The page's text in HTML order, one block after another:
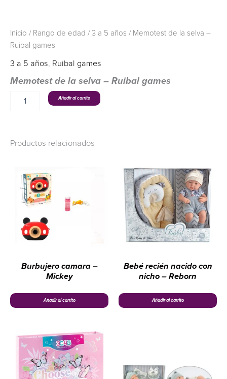
Inicio / Rango de edad / 3 a 5 años / Memotest de la selva –
Ruibal games
3 a 5 años, Ruibal games
Memotest de la selva – Ruibal games
Añadir al carrito
Productos relacionados
Burbujero camara –
Mickey
Añadir al carrito
Bebé recién nacido con
nicho – Reborn
Añadir al carrito